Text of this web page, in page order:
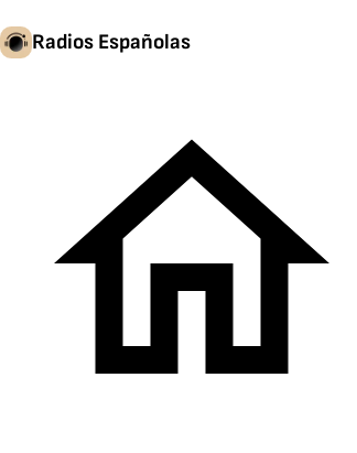
Radios Españolas